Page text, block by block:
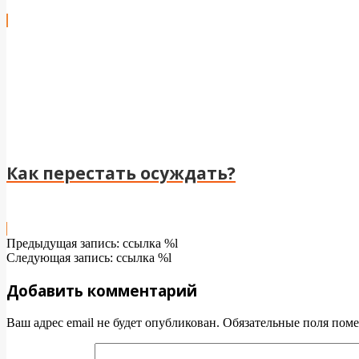
Как перестать осуждать?
2024-
01-
Предыдущая запись: ссылка %l
Следующая запись: ссылка %l
Добавить комментарий
Ваш адрес email не будет опубликован. Обязательные поля